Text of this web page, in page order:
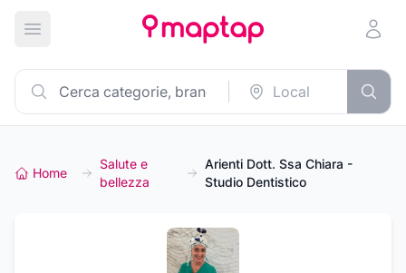
Apri menu principale
Home
Salute e
bellezza
Arienti Dott. Ssa Chiara -
Studio Dentistico